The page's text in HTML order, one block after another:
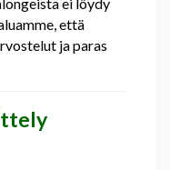
että
ja paras